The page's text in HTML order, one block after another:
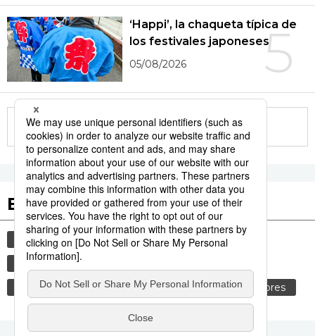
5
‘Happi’, la chaqueta típica de
los festivales japoneses
05/08/2026
More in this series
Etiquetas destacadas
cultura gastronomía
modales
gastronomía japonesa
cortesía
alimentos genkan costumbres